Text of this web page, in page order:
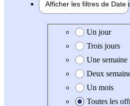
Afficher les filtres de Date
Date de création de
Un jour
Trois jours
Une semaine
Deux
Un mois
Toutes les